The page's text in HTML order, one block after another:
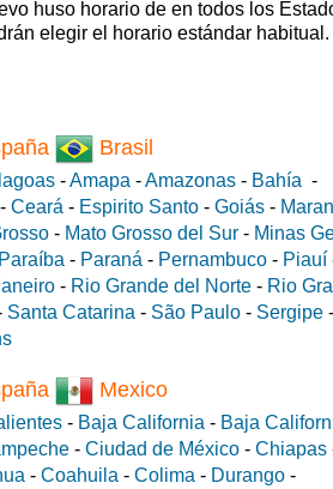
huso horario de en todos los
elegir el horario estándar habitual.
Brasil
-Amapa -Amazonas - Bahía -
- Ceará - Espirito Santo - Goiás -
- Mato Grosso del Sur - Minas
Paraíba - Paraná - Pernambuco - Piauí
- Rio Grande del Norte - Rio
Santa Catarina - São Paulo - Sergipe -
Mexico
- Baja California - Baja
- Ciudad de México - Chiapas
- Coahuila - Colima - Durango -